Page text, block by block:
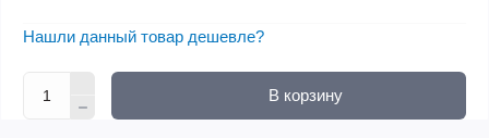
Нашли данный товар дешевле?
В корзину